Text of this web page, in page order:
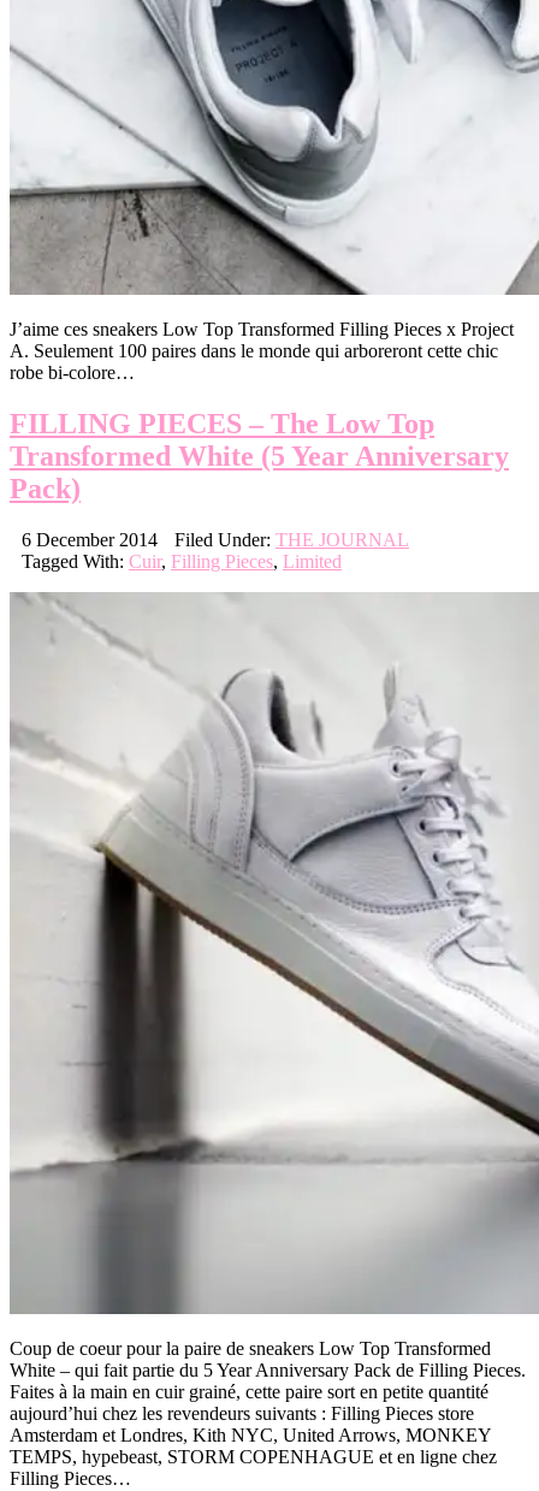
J’aime ces sneakers Low Top Transformed Filling Pieces x Project
A. Seulement 100 paires dans le monde qui arboreront cette chic
robe bi-colore…
FILLING PIECES – The Low Top
Transformed White (5 Year Anniversary
Pack)
6 December 2014 Filed Under: THE JOURNAL
Tagged With: Cuir, Filling Pieces, Limited
Coup de coeur pour la paire de sneakers Low Top Transformed
White – qui fait partie du 5 Year Anniversary Pack de Filling Pieces.
Faites à la main en cuir grainé, cette paire sort en petite quantité
aujourd’hui chez les revendeurs suivants : Filling Pieces store
Amsterdam et Londres, Kith NYC, United Arrows, MONKEY
TEMPS, hypebeast, STORM COPENHAGUE et en ligne chez
Filling Pieces…